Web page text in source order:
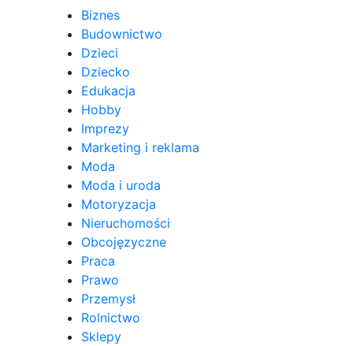
Biznes
Budownictwo
Dzieci
Dziecko
Edukacja
Hobby
Imprezy
Marketing i reklama
Moda
Moda i uroda
Motoryzacja
Nieruchomości
Obcojęzyczne
Praca
Prawo
Przemysł
Rolnictwo
Sklepy